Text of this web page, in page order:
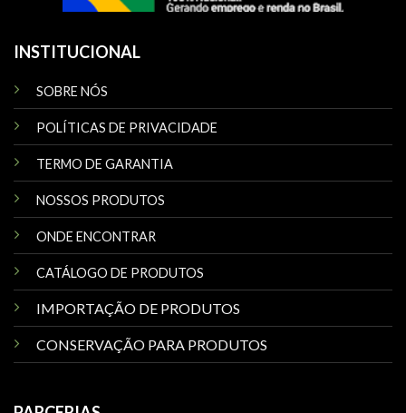
INSTITUCIONAL
SOBRE NÓS
POLÍTICAS DE PRIVACIDADE
TERMO DE GARANTIA
NOSSOS PRODUTOS
ONDE ENCONTRAR
CATÁLOGO DE PRODUTOS
IMPORTAÇÃO DE PRODUTOS
CONSERVAÇÃO PARA PRODUTOS